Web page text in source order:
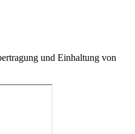
und Einhaltung von